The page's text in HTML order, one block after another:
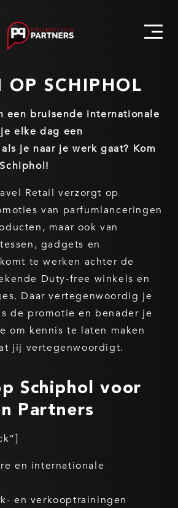
OP SCHIPHOL
een bruisende internationale
elke dag een
je naar je werk gaat? Kom
Retail verzorgt op
van parfumlanceringen
maar ook van
gadgets en
te werken achter de
Duty-free winkels en
Daar vertegenwoordig je
de promotie en benader je
om kennis te laten maken
jij vertegenwoordigt.
Schiphol voor
Partners
en internationale
en verkooptrainingen